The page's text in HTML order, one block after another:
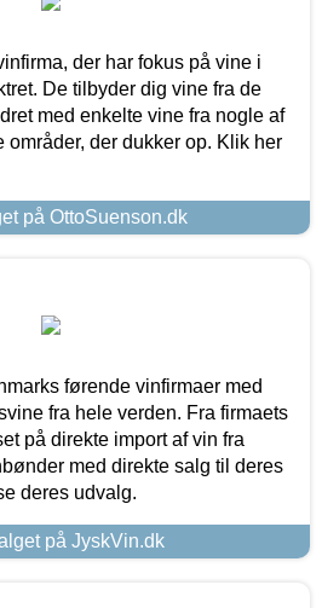
der har fokus på vine i
De tilbyder dig vine fra de
med enkelte vine fra nogle af
områder, der dukker op. Klik her
på OttoSuenson.dk
førende vinfirmaer med
fra hele verden. Fra firmaets
på direkte import af vin fra
med direkte salg til deres
deres udvalg.
på JyskVin.dk